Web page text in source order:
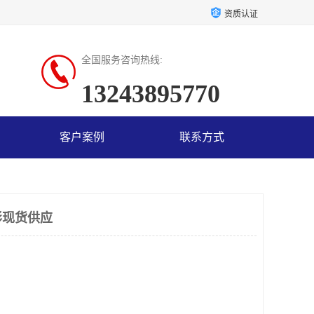
资质认证
全国服务咨询热线:
13243895770
客户案例 联系方式
货供应